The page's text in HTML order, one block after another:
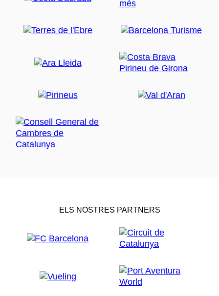
ELS NOSTRES PARTNERS